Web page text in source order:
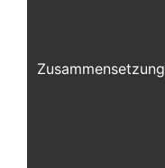
Zusammensetzung